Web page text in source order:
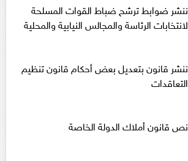
ننشر ضوابط ترشح ضباط القوات المسلحة
لانتخابات الرئاسة والمجالس النيابية والمحلية‎
ننشر قانون بتعديل بعض أحكام قانون تنظيم
التعاقدات
نص قانون أملاك الدولة الخاصة